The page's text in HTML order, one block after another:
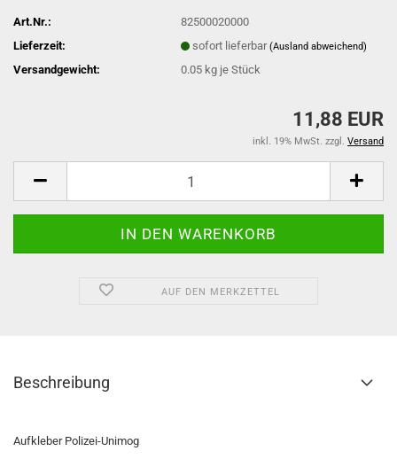
Art.Nr.:
82500020000
Lieferzeit:
sofort lieferbar(Ausland abweichend)
Versandgewicht: 0.05 kg je Stück
11,88 EUR
inkl. 19% MwSt. zzgl. Versand
AUF DEN MERKZETTEL
Beschreibung
Aufkleber Polizei-Unimog